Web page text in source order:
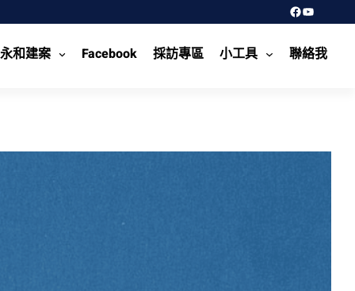
Facebook
YouTube
和建案 Facebook 採訪專區 小工具 聯絡我